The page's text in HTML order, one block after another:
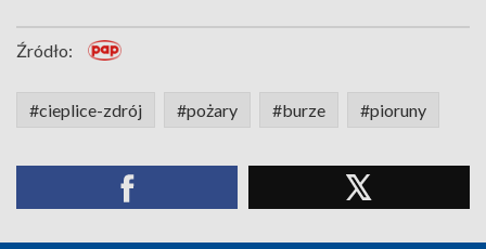
Źródło:
#cieplice-zdrój #pożary #burze #pioruny